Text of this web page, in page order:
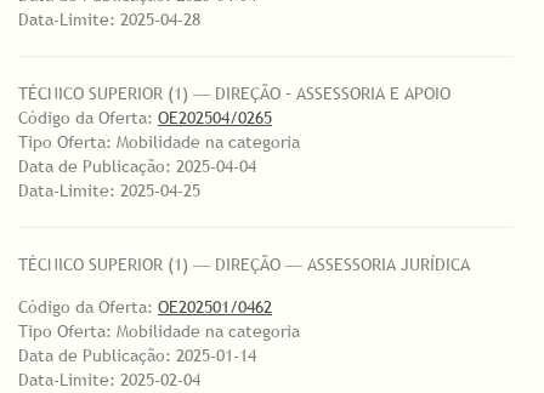
Data-Limite: 2025-04-28
TÉCNICO SUPERIOR (1) ― DIREÇÃO – ASSESSORIA E APOIO
Código da Oferta: OE202504/0265
Tipo Oferta: Mobilidade na categoria
Data de Publicação: 2025-04-04
Data-Limite: 2025-04-25
TÉCNICO SUPERIOR (1) ― DIREÇÃO ― ASSESSORIA JURÍDICA
Código da Oferta: OE202501/0462
Tipo Oferta: Mobilidade na categoria
Data de Publicação: 2025-01-14
Data-Limite: 2025-02-04